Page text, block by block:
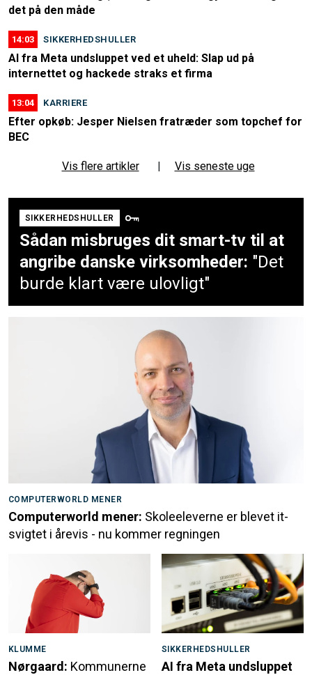
det på den måde
14:03 SIKKERHEDSHULLER
AI fra Meta undsluppet ved et uheld: Slap ud på
internettet og hackede straks et firma
13:04 KARRIERE
Efter opkøb: Jesper Nielsen fratræder som topchef for
BEC
Vis flere artikler Vis seneste uge
SIKKERHEDSHULLER
Sådan misbruges dit smart-tv til at
angribe danske virksomheder: "Det
burde klart være ulovligt"
COMPUTERWORLD MENER
Computerworld mener: Skoleeleverne er blevet it-
svigtet i årevis - nu kommer regningen
KLUMME
Nørgaard: Kommunerne
SIKKERHEDSHULLER
AI fra Meta undsluppet